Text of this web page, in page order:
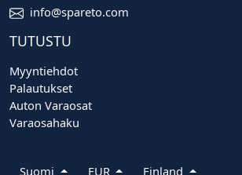
info@spareto.com
TUTUSTU
Myyntiehdot
Palautukset
Auton Varaosat
Varaosahaku
Suomi EUR Finland